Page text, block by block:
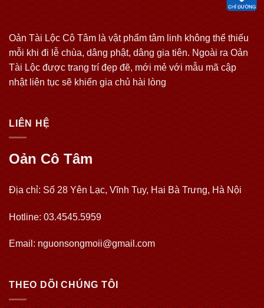
Oản Tài Lộc Cô Tâm là vật phẩm tâm linh không thể thiếu
mỗi khi đi lễ chùa, dâng phật, dâng gia tiên. Ngoài ra Oản
Tài Lộc được trang trí đẹp đẽ, mới mẻ với mẫu mã cập
nhật liên tục sẽ khiến gia chủ hài lòng
LIÊN HỆ
Oản Cô Tâm
Địa chỉ: Số 28 Yên Lạc, Vĩnh Tuy, Hai Bà Trưng, Hà Nội
Hotline: 03.4545.5959
Email: nguonsongmoii@gmail.com
THEO DÕI CHÚNG TÔI